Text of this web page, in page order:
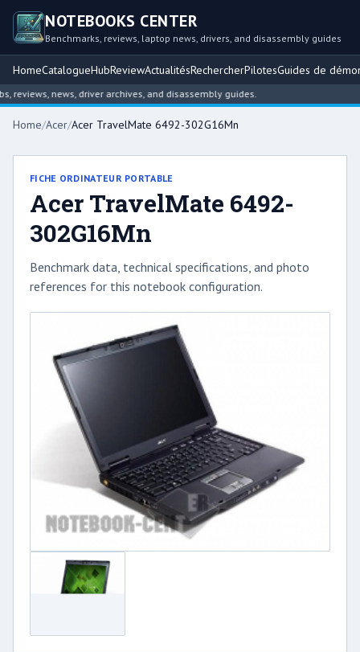
NOTEBOOKS CENTER
Benchmarks, reviews, laptop news, drivers, and disassembly guides
HomeCatalogueHubReviewActualitésRechercherPilotesGuides de
news, driver archives, and disassembly guides.
Home/Acer/Acer TravelMate 6492-302G16Mn
FICHE ORDINATEUR PORTABLE
Acer TravelMate 6492-
302G16Mn
Benchmark data, technical specifications, and photo
references for this notebook configuration.